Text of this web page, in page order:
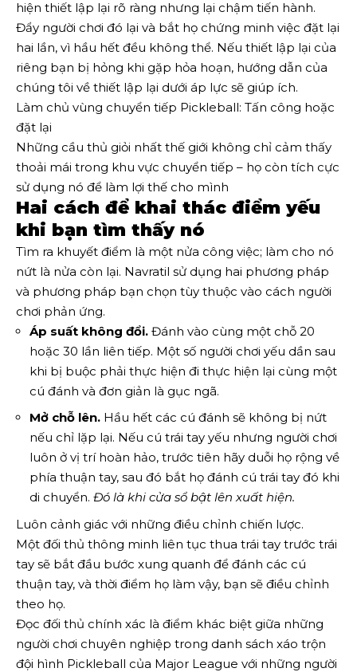
hiện thiết lập lại rõ ràng nhưng lại chậm tiến hành.
Đẩy người chơi đó lại và bắt họ chứng minh việc đặt lại
hai lần, vì hầu hết đều không thể. Nếu thiết lập lại của
riêng bạn bị hỏng khi gặp hỏa hoạn, hướng dẫn của
chúng tôi về thiết lập lại dưới áp lực sẽ giúp ích.
Làm chủ vùng chuyển tiếp Pickleball: Tấn công hoặc
đặt lại
Những cầu thủ giỏi nhất thế giới không chỉ cảm thấy
thoải mái trong khu vực chuyển tiếp – họ còn tích cực
sử dụng nó để làm lợi thế cho mình
Hai cách để khai thác điểm yếu
khi bạn tìm thấy nó
Tìm ra khuyết điểm là một nửa công việc; làm cho nó
nứt là nửa còn lại. Navratil sử dụng hai phương pháp
và phương pháp bạn chọn tùy thuộc vào cách người
chơi phản ứng.
Áp suất không đổi. Đánh vào cùng một chỗ 20
hoặc 30 lần liên tiếp. Một số người chơi yếu dần sau
khi bị buộc phải thực hiện đi thực hiện lại cùng một
cú đánh và đơn giản là gục ngã.
Mở chỗ lên. Hầu hết các cú đánh sẽ không bị nứt
nếu chỉ lặp lại. Nếu cú ​​trái tay yếu nhưng người chơi
luôn ở vị trí hoàn hảo, trước tiên hãy duỗi họ rộng về
phía thuận tay, sau đó bắt họ đánh cú trái tay đó khi
di chuyển. Đó là khi cửa sổ bật lên xuất hiện.
Luôn cảnh giác với những điều chỉnh chiến lược.
Một đối thủ thông minh liên tục thua trái tay trước trái
tay sẽ bắt đầu bước xung quanh để đánh các cú
thuận tay, và thời điểm họ làm vậy, bạn sẽ điều chỉnh
theo họ.
Đọc đối thủ chính xác là điểm khác biệt giữa những
người chơi chuyên nghiệp trong danh sách xáo trộn
đội hình Pickleball của Major League với những người